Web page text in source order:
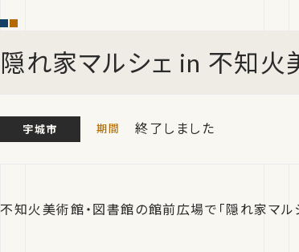
隠れ家マルシェ in 不知火
宇城市 終了しました
不知火美術館・図書館の館前広場で「隠れ家マル